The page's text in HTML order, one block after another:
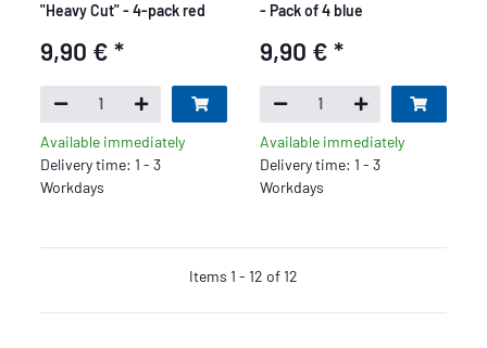
"Heavy Cut" - 4-pack red
9,90 €*
Available immediately
Delivery time: 1 - 3
Workdays
- Pack of 4 blue
9,90 € *
Available immediately
Delivery time: 1 - 3
Workdays
Items 1 - 12 of 12